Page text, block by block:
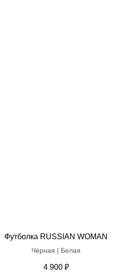
Футболка RUSSIAN WOMAN
Чёрная | Белая
4 900 ₽